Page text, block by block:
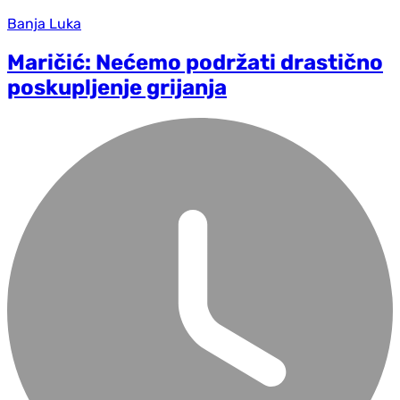
Banja Luka
Maričić: Nećemo podržati drastično
poskupljenje grijanja